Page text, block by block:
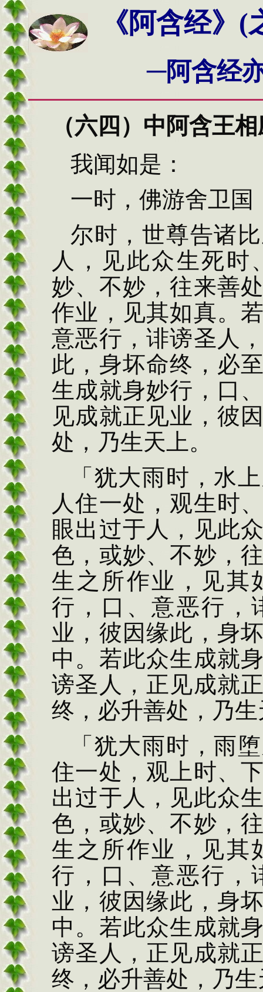
《阿含经》(
─阿含经
（六四）中阿含王
我闻如是：
一时，佛游舍卫国
尔时，世尊告诸
人，见此众生死时
妙、 不妙，往来善
作业，见其如真。
意恶行，诽谤圣人
此， 身坏命终，必
生 成就身妙行，口
见成就正见业，彼
处，乃生天上。
「犹大雨时，水
人住一处，观生时
眼出过于人，见此
色，或妙、不妙，
生之所作业，见其
行，口、意恶行，
业，彼因缘此，身
中。若此众生成就
谤圣人，正见成就
终，必升善处，乃
「犹大雨时，雨堕
住一处，观上时、
出过于人，见此众
色，或妙、不妙，
生之所作业，见其
行，口、意恶行，
业，彼因缘此，身
中。若此众生成就
谤圣人，正见成就
终，必升善处，乃